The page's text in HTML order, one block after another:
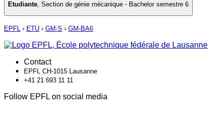
Etudiante, Section de génie mécanique - Bachelor semestre 6
EPFL › ETU › GM-S › GM-BA6
Contact
EPFL CH-1015 Lausanne
+41 21 693 11 11
Follow EPFL on social media